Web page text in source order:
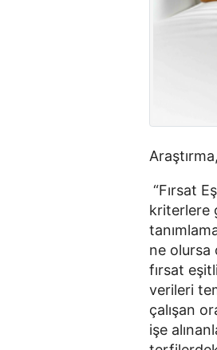
kriterlere
ne olursa
fırsat
verileri
çalışan
işe